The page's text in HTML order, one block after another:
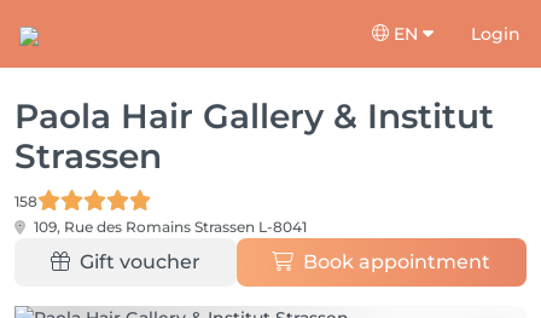
EN Login
Paola Hair Gallery & Institut
Strassen
158
109, Rue des Romains Strassen L-8041
Gift voucher Book appointment